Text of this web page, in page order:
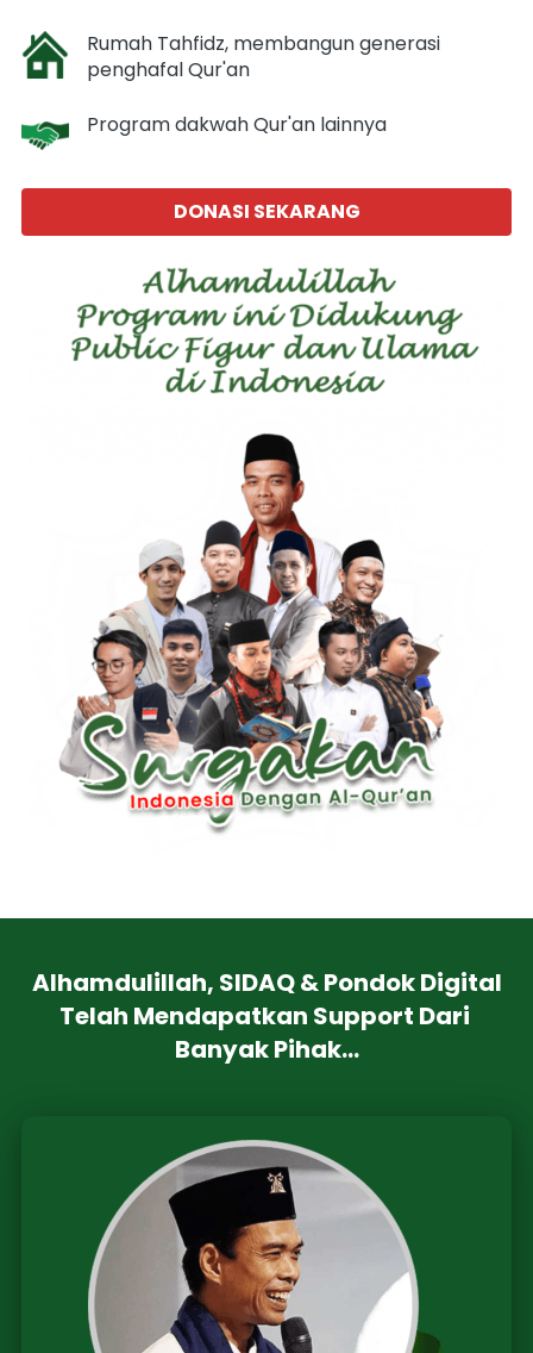
Rumah Tahfidz, membangun generasi
penghafal Qur'an
Program dakwah Qur'an lainnya
`DONASI SEKARANG
Alhamdulillah, SIDAQ & Pondok Digital
Telah Mendapatkan Support Dari
Banyak Pihak...